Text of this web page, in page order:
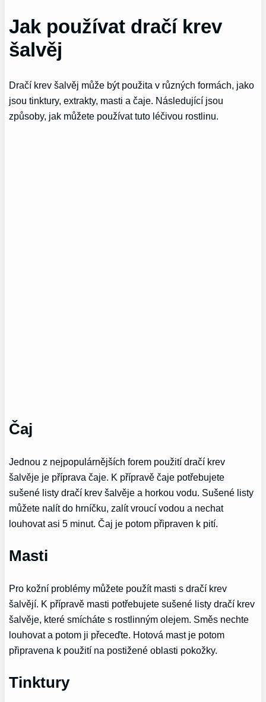
Jak používat dračí krev
šalvěj
Dračí krev šalvěj může být použita v různých formách, jako
jsou tinktury, extrakty, masti a čaje. Následující jsou
způsoby, jak můžete používat tuto léčivou rostlinu.
Čaj
Jednou z nejpopulárnějších forem použití dračí krev
šalvěje je příprava čaje. K přípravě čaje potřebujete
sušené listy dračí krev šalvěje a horkou vodu. Sušené listy
můžete nalít do hrníčku, zalít vroucí vodou a nechat
louhovat asi 5 minut. Čaj je potom připraven k pití.
Masti
Pro kožní problémy můžete použít masti s dračí krev
šalvějí. K přípravě masti potřebujete sušené listy dračí krev
šalvěje, které smícháte s rostlinným olejem. Směs nechte
louhovat a potom ji přeceďte. Hotová mast je potom
připravena k použití na postižené oblasti pokožky.
Tinktury